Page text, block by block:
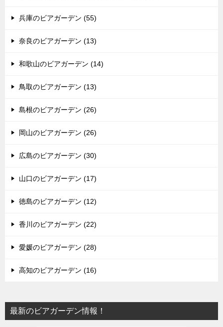
兵庫のビアガーデン (55)
奈良のビアガーデン (13)
和歌山のビアガーデン (14)
鳥取のビアガーデン (13)
島根のビアガーデン (26)
岡山のビアガーデン (26)
広島のビアガーデン (30)
山口のビアガーデン (17)
徳島のビアガーデン (12)
香川のビアガーデン (22)
愛媛のビアガーデン (28)
高知のビアガーデン (16)
最新のビアガーデン情報！